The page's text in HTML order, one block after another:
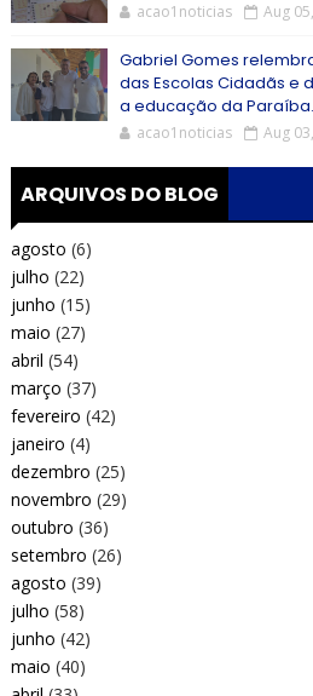
acao1noticias Aug
Gabriel Gomes
das Escolas Cidadãs e
a educação da Paraíba.
acao1noticias Aug
ARQUIVOS DO BLOG
agosto (6)
julho (22)
junho (15)
maio (27)
abril (54)
março (37)
fevereiro (42)
janeiro (4)
dezembro (25)
novembro (29)
outubro (36)
setembro (26)
agosto (39)
julho (58)
junho (42)
maio (40)